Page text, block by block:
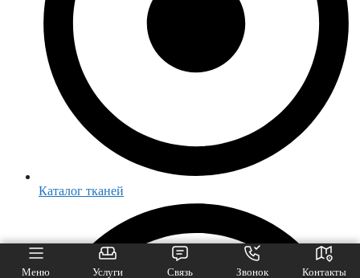
Меню Услуги Связь Звонок Контакты
Каталог тканей